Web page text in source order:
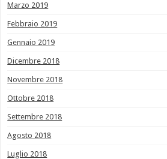
Marzo 2019
Febbraio 2019
Gennaio 2019
Dicembre 2018
Novembre 2018
Ottobre 2018
Settembre 2018
Agosto 2018
Luglio 2018